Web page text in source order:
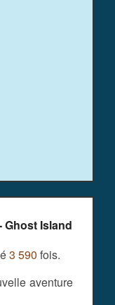
Ghost Island
3 590 fois.
aventure